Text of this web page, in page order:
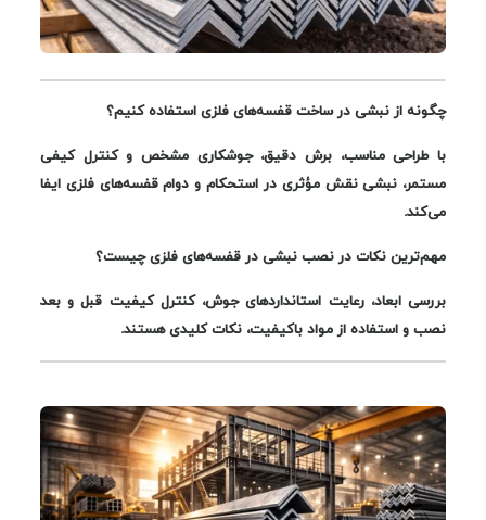
چگونه از نبشی در ساخت قفسه‌های فلزی استفاده کنیم؟
با طراحی مناسب، برش دقیق، جوشکاری مشخص و کنترل کیفی
مستمر، نبشی نقش مؤثری در استحکام و دوام قفسه‌های فلزی ایفا
می‌کند.
مهم‌ترین نکات در نصب نبشی در قفسه‌های فلزی چیست؟
بررسی ابعاد، رعایت استانداردهای جوش، کنترل کیفیت قبل و بعد
نصب و استفاده از مواد باکیفیت، نکات کلیدی هستند.